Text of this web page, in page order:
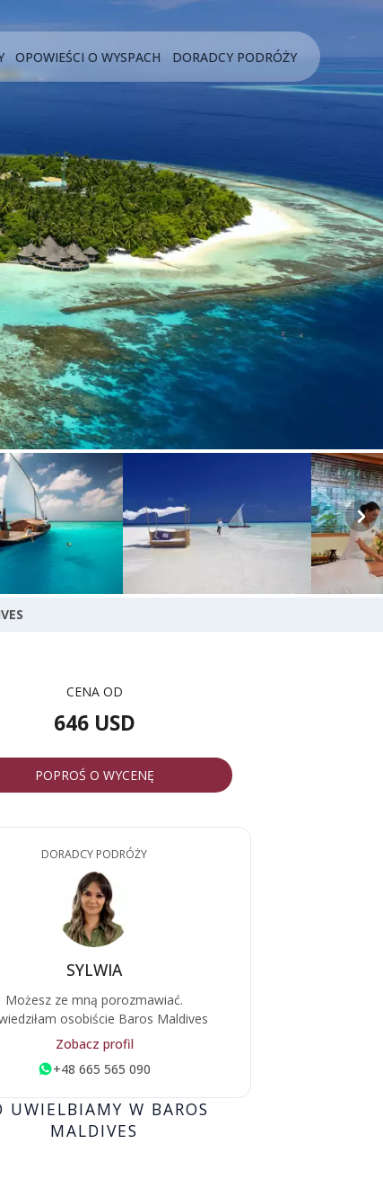
OPOWIEŚCI O WYSPACH DORADCY PODRÓŻY
CENA OD
646 USD
POPROŚ O WYCENĘ
DORADCY PODRÓŻY
SYLWIA
Możesz ze mną porozmawiać.
osobiście Baros Maldives
Zobacz profil
+48 665 565 090
UWIELBIAMY W BAROS
MALDIVES